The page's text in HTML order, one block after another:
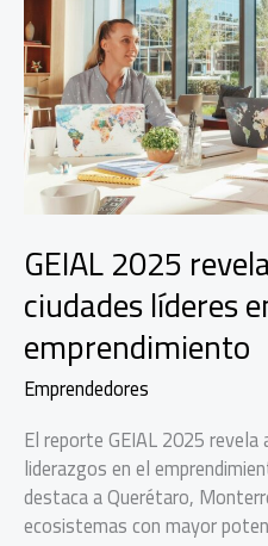
alimentarios
postpandemia
en
Iberoamérica
GEIAL 2025
ciudades líderes
emprendimiento
Emprendedores
El reporte GEIAL 2025
liderazgos en el
destaca a Querétaro,
ecosistemas con mayor